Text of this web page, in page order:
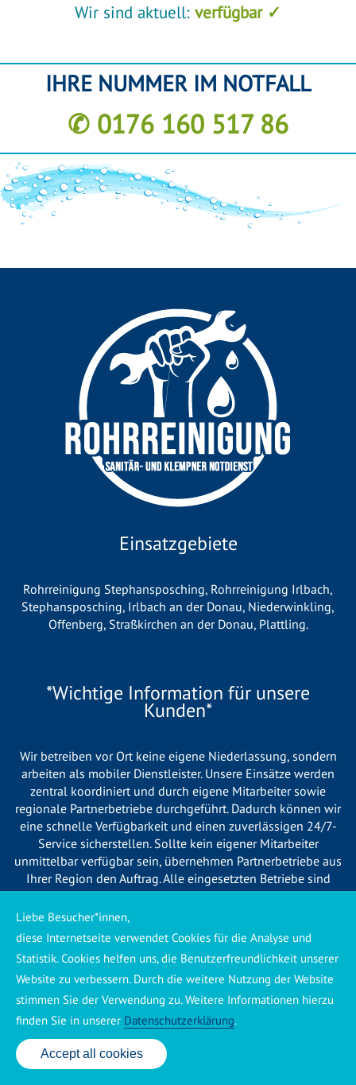
Wir sind aktuell: verfügbar ✓
IHRE NUMMER IM NOTFALL
✆ 0176 160 517 86
Einsatzgebiete
Rohrreinigung Stephansposching, Rohrreinigung Irlbach,
Stephansposching, Irlbach an der Donau, Niederwinkling,
Offenberg, Straßkirchen an der Donau, Plattling.
*Wichtige Information für unsere
Kunden*
Wir betreiben vor Ort keine eigene Niederlassung, sondern
arbeiten als mobiler Dienstleister. Unsere Einsätze werden
zentral koordiniert und durch eigene Mitarbeiter sowie
regionale Partnerbetriebe durchgeführt. Dadurch können wir
eine schnelle Verfügbarkeit und einen zuverlässigen 24/7-
Service sicherstellen. Sollte kein eigener Mitarbeiter
unmittelbar verfügbar sein, übernehmen Partnerbetriebe aus
Ihrer Region den Auftrag. Alle eingesetzten Betriebe sind
verpflichtet, Sie vor Beginn der Arbeiten transparent über die
voraussichtlichen Kosten zu informieren und ortsübliche
Preise zu berechnen.
Käuferschutz ansehen|Impressum|Datenschutzerklärung
24 Std. Service: ✆ 0176 160 517 86
Accept all cookies
Liebe Besucher*innen,
diese Internetseite verwendet Cookies für die Analyse und
Statistik. Cookies helfen uns, die Benutzerfreundlichkeit unserer
Website zu verbessern. Durch die weitere Nutzung der Website
stimmen Sie der Verwendung zu. Weitere Informationen hierzu
finden Sie in unserer Datenschutzerklärung.